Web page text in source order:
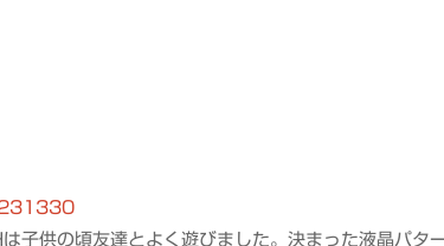
子供の頃友達とよく遊びました。決まった液晶パタ